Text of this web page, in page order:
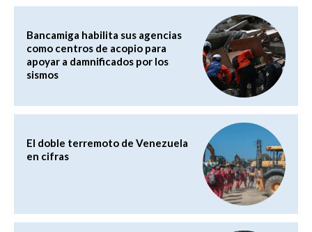
Bancamiga habilita sus agencias
como centros de acopio para
apoyar a damnificados por los
sismos
El doble terremoto de Venezuela
en cifras